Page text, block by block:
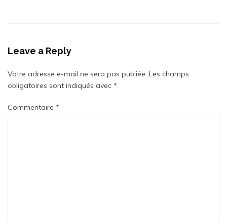
Leave a Reply
Votre adresse e-mail ne sera pas publiée. Les champs
obligatoires sont indiqués avec *
Commentaire *